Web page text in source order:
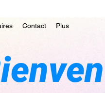
Contact Plus